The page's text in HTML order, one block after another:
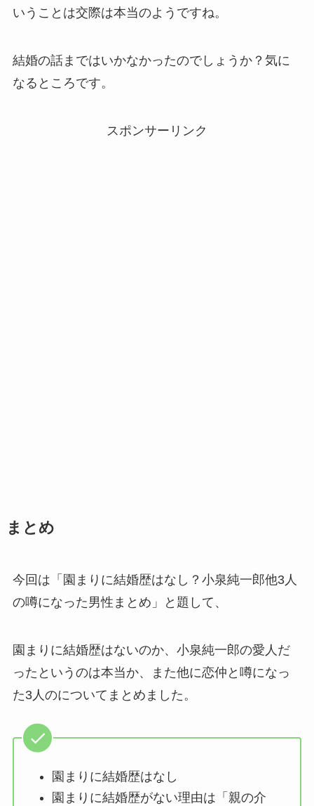
いうことは交際は本当のようですね。
結婚の話まではいかなかったのでしょうか？気に
なるところです。
スポンサーリンク
まとめ
今回は「園まりに結婚歴はなし？小泉純一郎他3人
の噂になった男性まとめ」と題して、
園まりに結婚歴はないのか、小泉純一郎の愛人だ
ったというのは本当か、また他に恋仲と噂になっ
た3人のについてまとめました。
園まりに結婚歴はなし
園まりに結婚歴がない理由は「親の介